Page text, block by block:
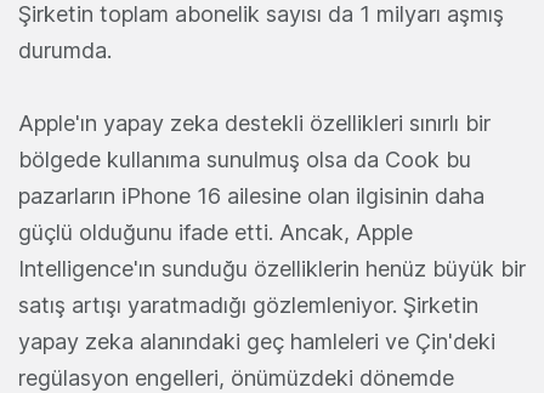
Şirketin toplam abonelik sayısı da 1 milyarı aşmış
durumda.
Apple'ın yapay zeka destekli özellikleri sınırlı bir
bölgede kullanıma sunulmuş olsa da Cook bu
pazarların iPhone 16 ailesine olan ilgisinin daha
güçlü olduğunu ifade etti. Ancak, Apple
Intelligence'ın sunduğu özelliklerin henüz büyük bir
satış artışı yaratmadığı gözlemleniyor. Şirketin
yapay zeka alanındaki geç hamleleri ve Çin'deki
regülasyon engelleri, önümüzdeki dönemde